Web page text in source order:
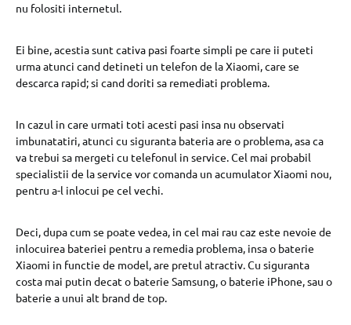
nu folositi internetul.
Ei bine, acestia sunt cativa pasi foarte simpli pe care ii puteti
urma atunci cand detineti un telefon de la Xiaomi, care se
descarca rapid; si cand doriti sa remediati problema.
In cazul in care urmati toti acesti pasi insa nu observati
imbunatatiri, atunci cu siguranta bateria are o problema, asa ca
va trebui sa mergeti cu telefonul in service. Cel mai probabil
specialistii de la service vor comanda un acumulator Xiaomi nou,
pentru a-l inlocui pe cel vechi.
Deci, dupa cum se poate vedea, in cel mai rau caz este nevoie de
inlocuirea bateriei pentru a remedia problema, insa o baterie
Xiaomi in functie de model, are pretul atractiv. Cu siguranta
costa mai putin decat o baterie Samsung, o baterie iPhone, sau o
baterie a unui alt brand de top.